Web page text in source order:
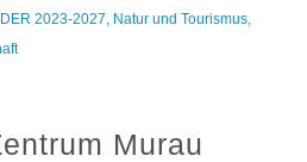
2023-2027, Natur und Tourismus,
Murau